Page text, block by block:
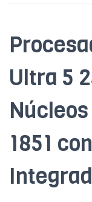
Ultra 5
1851